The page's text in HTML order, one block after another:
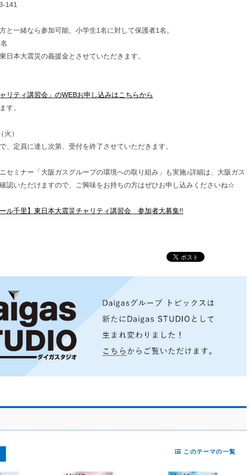
141
一緒なら参加可能。小学生1名に対して保護者1名。
本大震災の義援金とさせていただきます。
リティ講習会」のWEBお申し込みはこちらから
す。
火）
、定員に達し次第、受付を終了させていただきます。
セミナー「大阪ガスグループの環境への取り組み」も実施♪詳細は、大阪ガス
認いただけますので、ご興味をお持ちの方はぜひお申し込みくださいね☆
ル千里】東日本大震災チャリティ講習会 参加者大募集!!
このテーマの一覧